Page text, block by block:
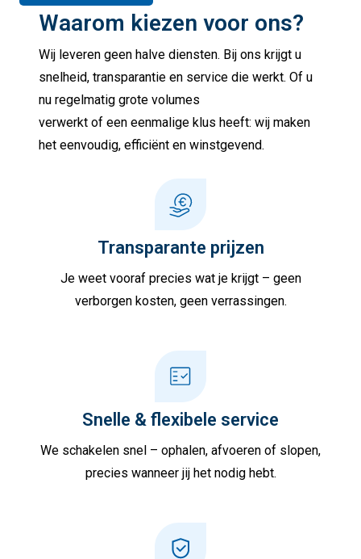
Waarom kiezen voor ons?
Wij leveren geen halve diensten. Bij ons krijgt u
snelheid, transparantie en service die werkt. Of u
nu regelmatig grote volumes
verwerkt of een eenmalige klus heeft: wij maken
het eenvoudig, efficiënt en winstgevend.
Transparante prijzen
Je weet vooraf precies wat je krijgt – geen
verborgen kosten, geen verrassingen.
Snelle & flexibele service
We schakelen snel – ophalen, afvoeren of slopen,
precies wanneer jij het nodig hebt.